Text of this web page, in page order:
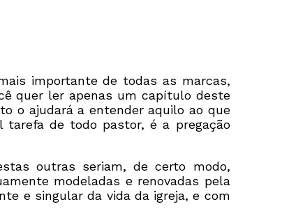
importante de todas as marcas,
quer ler apenas um capítulo deste
o ajudará a entender aquilo ao que
tarefa de todo pastor, é a pregação
outras seriam, de certo modo,
modeladas e renovadas pela
e singular da vida da igreja, e com